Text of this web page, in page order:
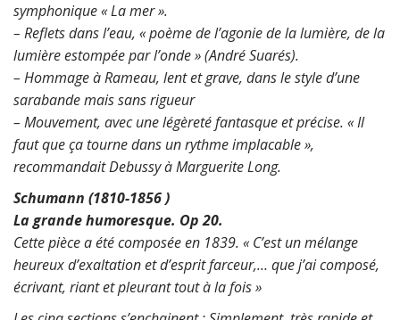
symphonique « La mer ».
– Reflets dans l’eau, « poème de l’agonie de la lumière, de la
lumière estompée par l’onde » (André Suarés).
– Hommage à Rameau, lent et grave, dans le style d’une
sarabande mais sans rigueur
– Mouvement, avec une légèreté fantasque et précise. « Il
faut que ça tourne dans un rythme implacable »,
recommandait Debussy à Marguerite Long.
Schumann (1810-1856 )
La grande humoresque. Op 20.
Cette pièce a été composée en 1839. « C’est un mélange
heureux d’exaltation et d’esprit farceur,… que j’ai composé,
écrivant, riant et pleurant tout à la fois »